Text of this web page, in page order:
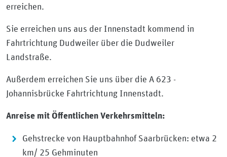
erreichen.
Sie erreichen uns aus der Innenstadt kommend in
Fahrtrichtung Dudweiler über die Dudweiler
Landstraße.
Außerdem erreichen Sie uns über die A 623 -
Johannisbrücke Fahrtrichtung Innenstadt.
Anreise mit Öffentlichen Verkehrsmitteln:
Gehstrecke von Hauptbahnhof Saarbrücken: etwa 2
km/ 25 Gehminuten